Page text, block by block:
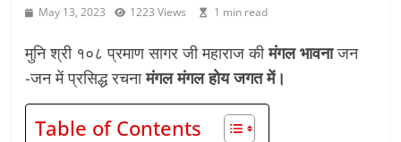
May 13, 2023 1223 Views 1 min read
मुनि श्री १०८ प्रमाण सागर जी महाराज कीमंगल भावनाजन
-जन में प्रसिद्ध रचनामंगल मंगल होय जगत में।
Table of Contents